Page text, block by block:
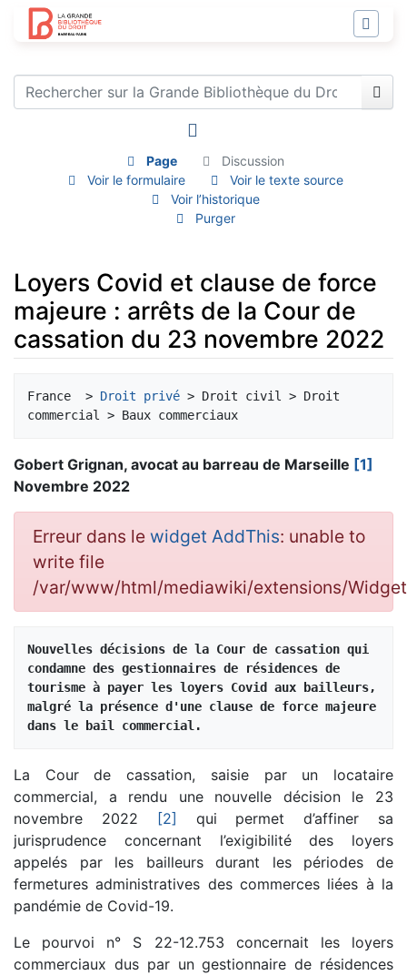
Page
Discussion
Voir le formulaire
Voir le texte source
Voir l’historique
Purger
Loyers Covid et clause de force
majeure : arrêts de la Cour de
cassation du 23 novembre 2022
France  > Droit privé > Droit civil > Droit
Gobert Grignan, avocat au barreau de Marseille [1]
Novembre 2022
Erreur dans le widget AddThis: unable to
write file
/var/www/html/mediawiki/extensions/
Nouvelles décisions de la Cour de cassation qui
condamne des gestionnaires de résidences de
tourisme à payer les loyers Covid aux bailleurs,
malgré la présence d'une clause de force majeure
dans le bail commercial.
La Cour de cassation, saisie par un locataire
commercial, a rendu une nouvelle décision le 23
novembre 2022 [2] qui permet d’affiner sa
jurisprudence concernant l’exigibilité des loyers
appelés par les bailleurs durant les périodes de
fermetures administratives des commerces liées à la
pandémie de Covid-19.
Le pourvoi n° S 22-12.753 concernait les loyers
commerciaux dus par un gestionnaire de résidences